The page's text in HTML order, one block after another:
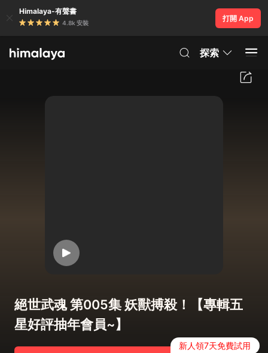
Himalaya-有聲書
4.8k 安裝
打開 App
探索
絕世武魂 第005集 妖獸搏殺！【專輯五
星好評抽年會員~】
新人領7天免費試用